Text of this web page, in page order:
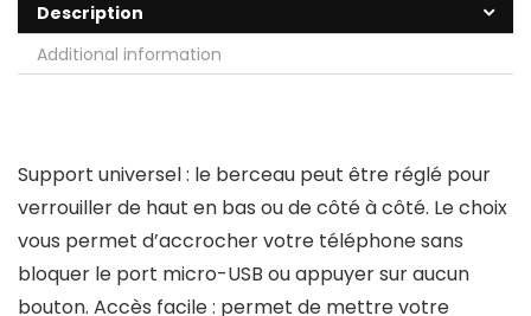
Description
Additional information
Support universel : le berceau peut être réglé pour
verrouiller de haut en bas ou de côté à côté. Le choix
vous permet d’accrocher votre téléphone sans
bloquer le port micro-USB ou appuyer sur aucun
bouton. Accès facile : permet de mettre votre